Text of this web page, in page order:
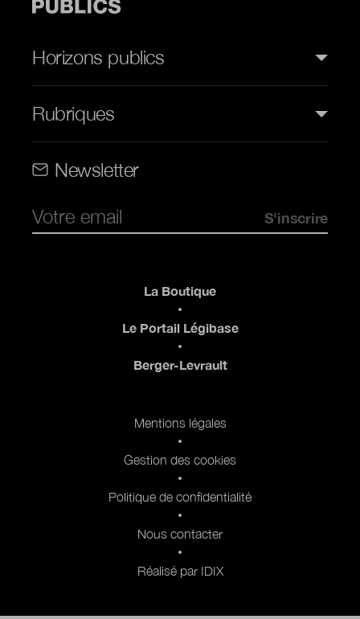
Horizons publics
Rubriques
Newsletter
La Boutique
Le Portail Légibase
Berger-Levrault
Mentions légales
Gestion des cookies
Politique de confidentialité
Nous contacter
Réalisé par IDIX